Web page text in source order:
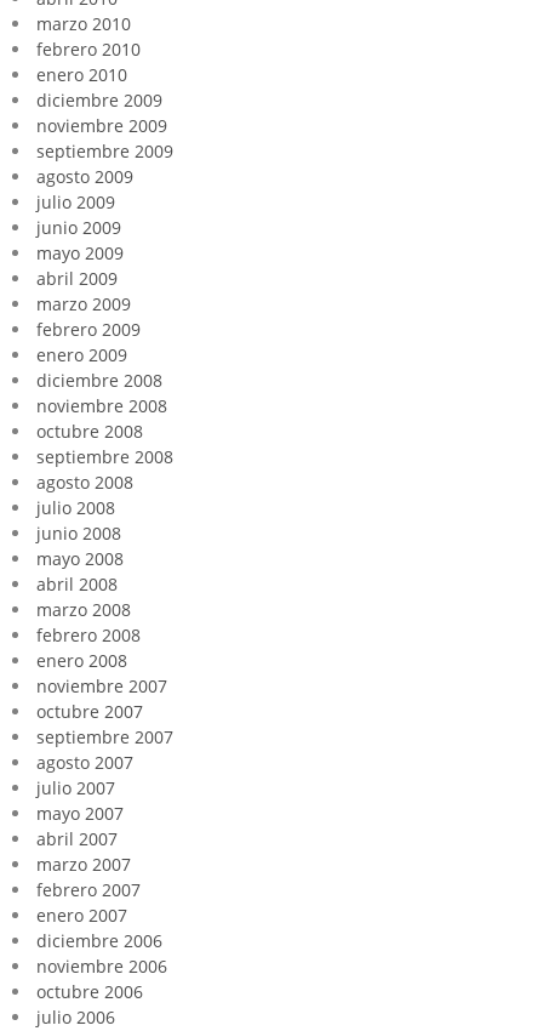
marzo 2010
febrero 2010
enero 2010
diciembre 2009
noviembre 2009
septiembre 2009
agosto 2009
julio 2009
junio 2009
mayo 2009
abril 2009
marzo 2009
febrero 2009
enero 2009
diciembre 2008
noviembre 2008
octubre 2008
septiembre 2008
agosto 2008
julio 2008
junio 2008
mayo 2008
abril 2008
marzo 2008
febrero 2008
enero 2008
noviembre 2007
octubre 2007
septiembre 2007
agosto 2007
julio 2007
mayo 2007
abril 2007
marzo 2007
febrero 2007
enero 2007
diciembre 2006
noviembre 2006
octubre 2006
julio 2006